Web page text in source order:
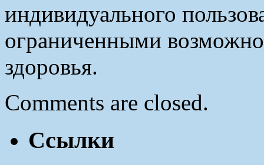
индивидуального
ограниченными
здоровья.
Comments are closed.
Ссылки